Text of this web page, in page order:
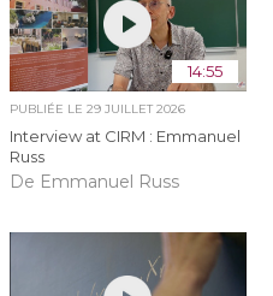
14:55
PUBLIÉE LE 29 JUILLET 2026
Interview at CIRM : Emmanuel
Russ
De Emmanuel Russ